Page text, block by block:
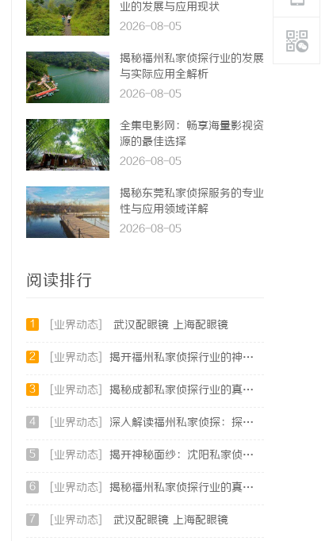
业的发展与应用现状
2026-08-05
揭秘福州私家侦探行业的发展
与实际应用全解析
2026-08-05
全集电影网：畅享海量影视资
源的最佳选择
2026-08-05
揭秘东莞私家侦探服务的专业
性与应用领域详解
2026-08-05
阅读排行
1 [业界动态] 武汉配眼镜 上海配眼镜
2 [业界动态] 揭开福州私家侦探行业的神秘面纱：服务、优势与法律解析
3 [业界动态] 揭秘成都私家侦探行业的真实面貌与专业服务
4 [业界动态] 深入解读福州私家侦探：探秘专业侦探服务的魅力与实用价值
5 [业界动态] 揭开神秘面纱：沈阳私家侦探行业的现状与发展
6 [业界动态] 揭秘福州私家侦探行业的真实面貌与专业服务
7 [业界动态] 武汉配眼镜 上海配眼镜